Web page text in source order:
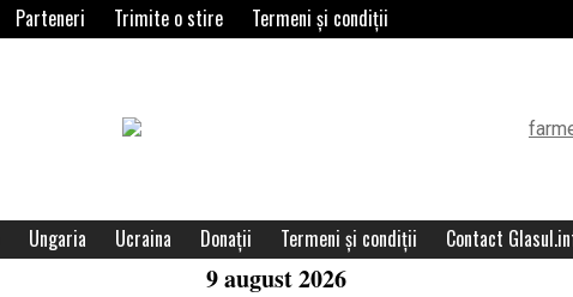
Parteneri Trimite o stire Termeni și condiții
Header
Area
Ungaria Ucraina Donații Termeni și condiții Contact
9 august 2026